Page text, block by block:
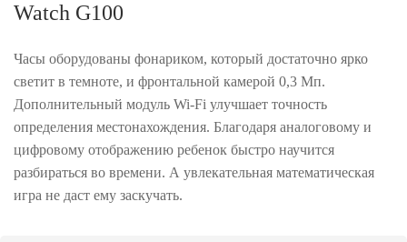
Watch G100
Часы оборудованы фонариком, который достаточно ярко
светит в темноте, и фронтальной камерой 0,3 Мп.
Дополнительный модуль Wi-Fi улучшает точность
определения местонахождения. Благодаря аналоговому и
цифровому отображению ребенок быстро научится
разбираться во времени. А увлекательная математическая
игра не даст ему заскучать.